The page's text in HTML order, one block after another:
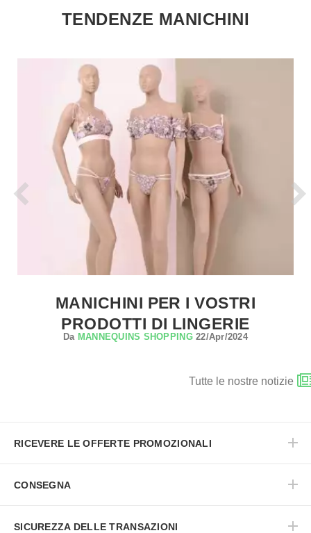
TENDENZE MANICHINI
MANICHINI PER I VOSTRI
PRODOTTI DI LINGERIE
Da MANNEQUINS SHOPPING22/Apr/2024
Tutte le nostre notizie
RICEVERE LE OFFERTE PROMOZIONALI
CONSEGNA
SICUREZZA DELLE TRANSAZIONI